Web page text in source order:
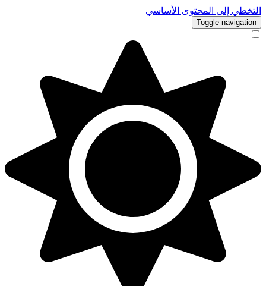
التخطي إلى المحتوى الأساسي
Toggle navigation